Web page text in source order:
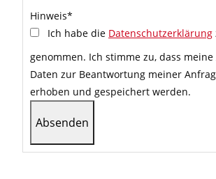
Hinweis*
Ich habe die Datenschutzerklärung
genommen. Ich stimme zu, dass
Daten zur Beantwortung meiner
erhoben und gespeichert werden.